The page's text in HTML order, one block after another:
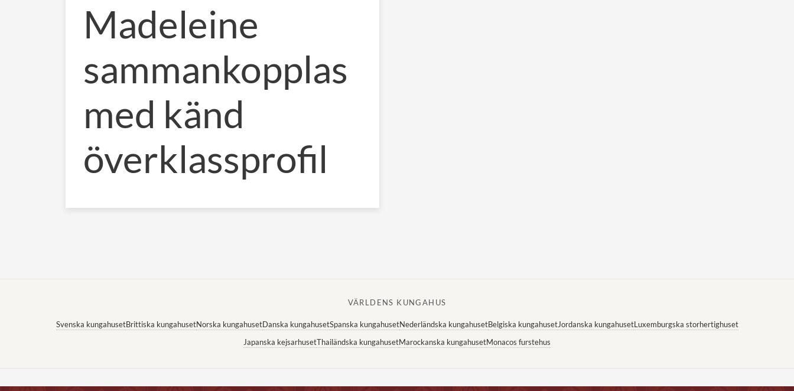
Madeleine
sammankopplas
med känd
överklassprofil
VÄRLDENS KUNGAHUS
Svenska kungahusetBrittiska kungahusetNorska kungahusetDanska kungahusetSpanska kungahusetNederländska kungahusetBelgiska kungahusetJordanska kungahusetLuxemburgska storhertighuset
Japanska kejsarhusetThailändska kungahusetMarockanska kungahusetMonacos furstehus